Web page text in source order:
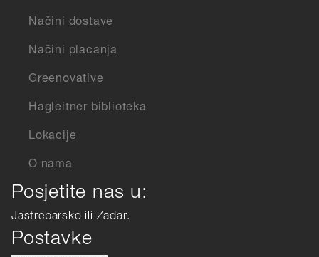
Načini dostave
Načini placanja
Greenovative
Hagleitner biblioteka
Lokacije
O nama
Posjetite nas u:
Jastrebarsko ili Zadar.
Postavke